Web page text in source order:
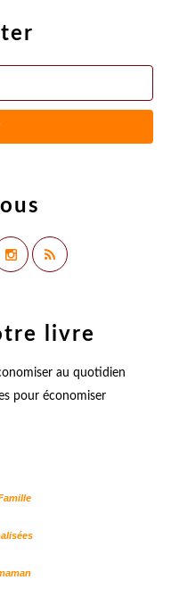
livre
pour économiser